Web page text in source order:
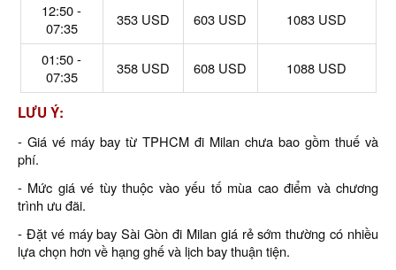
12:50 -
07:35
353 USD 603 USD 1083 USD
01:50 -
07:35
358 USD 608 USD 1088 USD
LƯU Ý:
- Giá vé máy bay từ TPHCM đi Milan chưa bao gồm thuế và
phí.
- Mức giá vé tùy thuộc vào yếu tố mùa cao điểm và chương
trình ưu đãi.
- Đặt vé máy bay Sài Gòn đi Milan giá rẻ sớm thường có nhiều
lựa chọn hơn về hạng ghế và lịch bay thuận tiện.